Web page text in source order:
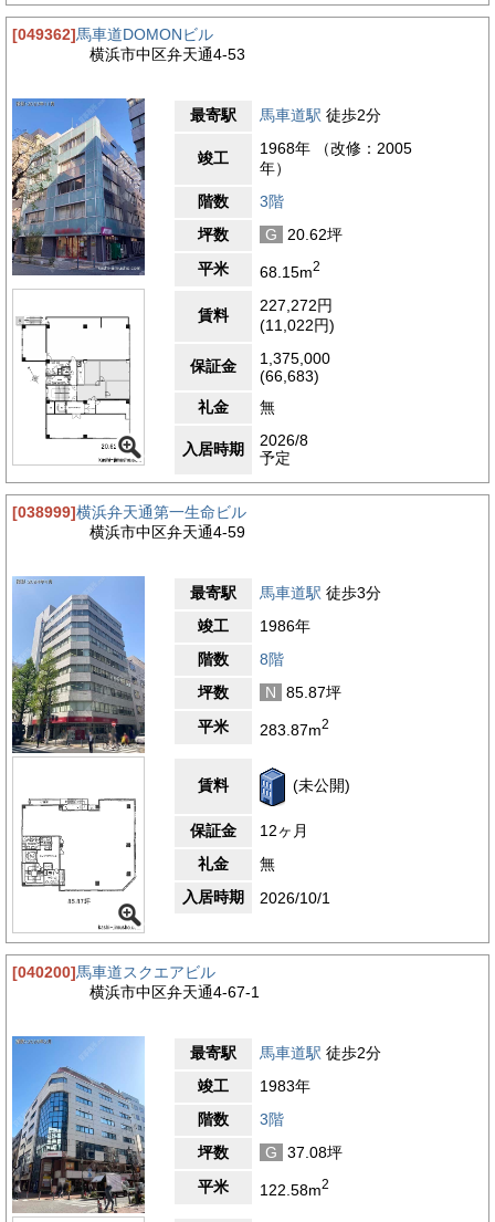
[049362]馬車道DOMONビル
横浜市中区弁天通4-53
最寄駅 馬車道駅 徒歩2分
竣工
1968年 （改修：2005
年）
階数
3階
坪数
G
20.62坪
平米
68.15m2
賃料
227,272円
(11,022円)
保証金
1,375,000
(66,683)
礼金
無
入居時期
2026/8
予定
[038999]横浜弁天通第一生命ビル
横浜市中区弁天通4-59
最寄駅 馬車道駅 徒歩3分
竣工
1986年
階数
8階
坪数
N
85.87坪
平米
283.87m2
賃料 (未公開)
保証金
12ヶ月
礼金
無
入居時期
2026/10/1
[040200]馬車道スクエアビル
横浜市中区弁天通4-67-1
最寄駅 馬車道駅 徒歩2分
竣工
1983年
階数
3階
坪数
G
37.08坪
平米
122.58m2